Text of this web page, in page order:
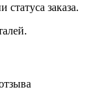
заказа.